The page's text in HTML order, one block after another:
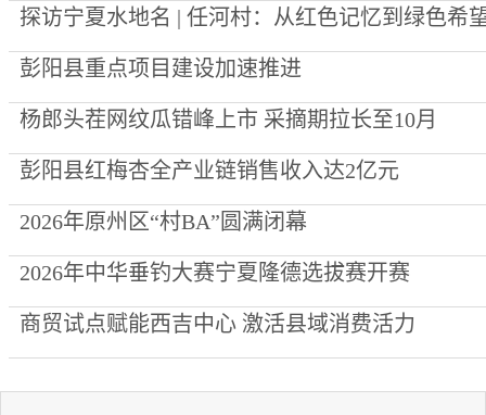
探访宁夏水地名 | 任河村：从红色记忆到绿色希
彭阳县重点项目建设加速推进
杨郎头茬网纹瓜错峰上市 采摘期拉长至10月
彭阳县红梅杏全产业链销售收入达2亿元
2026年原州区“村BA”圆满闭幕
2026年中华垂钓大赛宁夏隆德选拔赛开赛
商贸试点赋能西吉中心 激活县域消费活力